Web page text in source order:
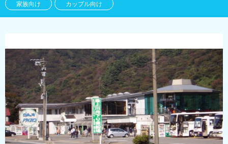
家族向け カップル向け